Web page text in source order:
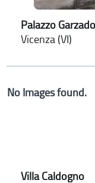
Palazzo
Vicenza (VI)
No Images found.
Villa Caldogno